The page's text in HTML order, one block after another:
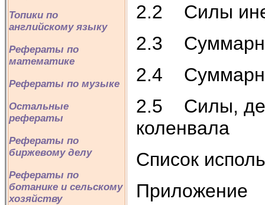
Топики по
английскому языку
Рефераты по
математике
Рефераты по музыке
Остальные
рефераты
Рефераты по
биржевому делу
Рефераты по
ботанике и сельскому
хозяйству
2.2 Силы
2.3
2.4
2.5 Силы,
коленвала
Список
Приложение